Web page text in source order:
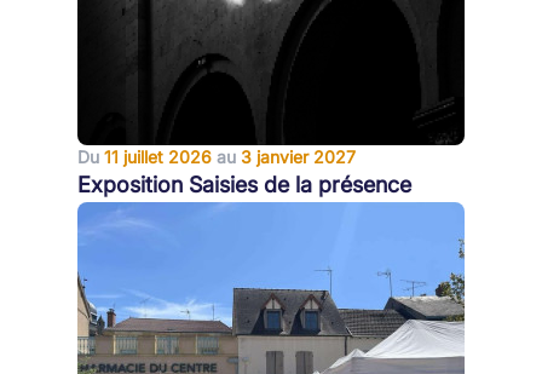
Du 11 juillet 2026 au 3 janvier 2027
Exposition Saisies de la présence